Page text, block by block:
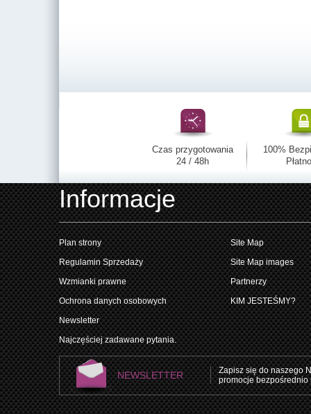
Czas przygotowania
24 / 48h
100%
Informacje
Plan strony
Regulamin Sprzedaży
Wzmianki prawne
Ochrona danych osobowych
Newsletter
Najczęściej zadawane pytania.
Site Map
Site Map images
Partnerzy
KIM JESTEŚMY?
NEWSLETTER
Zapisz się do naszego
promocje bezpośrednio